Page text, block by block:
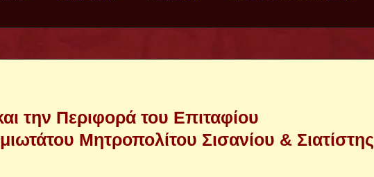
την Περιφορά του Επιταφίου
Μητροπολίτου Σισανίου & Σιατίστης